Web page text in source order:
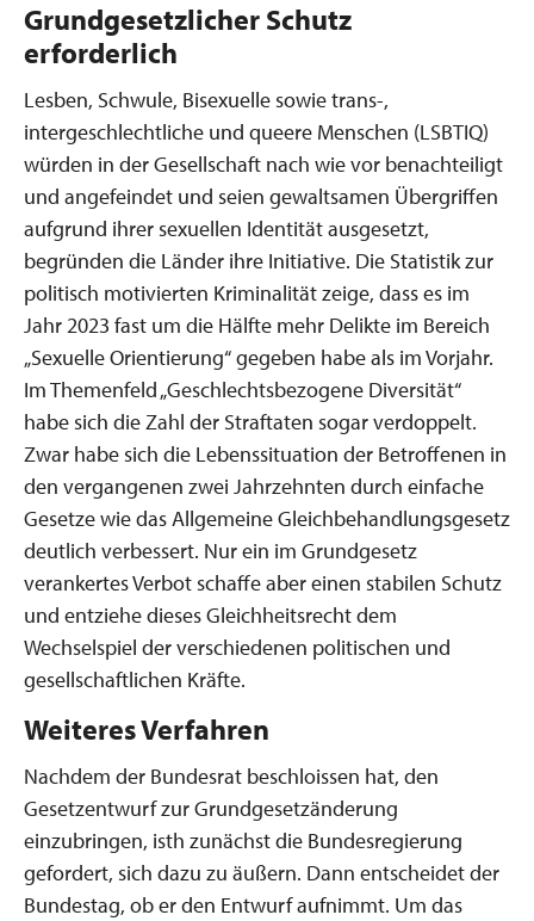
Grundgesetzlicher Schutz
erforderlich
Lesben, Schwule, Bisexuelle sowie trans-,
intergeschlechtliche und queere Menschen (LSBTIQ)
würden in der Gesellschaft nach wie vor benachteiligt
und angefeindet und seien gewaltsamen Übergriffen
aufgrund ihrer sexuellen Identität ausgesetzt,
begründen die Länder ihre Initiative. Die Statistik zur
politisch motivierten Kriminalität zeige, dass es im
Jahr 2023 fast um die Hälfte mehr Delikte im Bereich
„Sexuelle Orientierung“ gegeben habe als im Vorjahr.
Im Themenfeld „Geschlechtsbezogene Diversität“
habe sich die Zahl der Straftaten sogar verdoppelt.
Zwar habe sich die Lebenssituation der Betroffenen in
den vergangenen zwei Jahrzehnten durch einfache
Gesetze wie das Allgemeine Gleichbehandlungsgesetz
deutlich verbessert. Nur ein im Grundgesetz
verankertes Verbot schaffe aber einen stabilen Schutz
und entziehe dieses Gleichheitsrecht dem
Wechselspiel der verschiedenen politischen und
gesellschaftlichen Kräfte.
Weiteres Verfahren
Nachdem der Bundesrat beschloissen hat, den
Gesetzentwurf zur Grundgesetzänderung
einzubringen, isth zunächst die Bundesregierung
gefordert, sich dazu zu äußern. Dann entscheidet der
Bundestag, ob er den Entwurf aufnimmt. Um das